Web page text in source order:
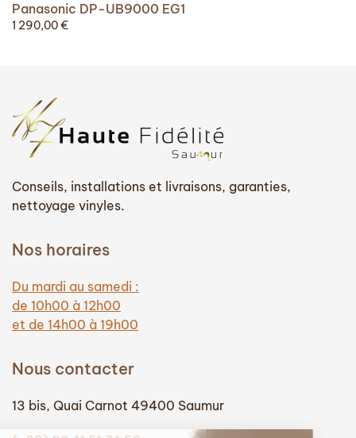
Panasonic DP-UB9000 EG1
1 290,00€
Conseils, installations et livraisons, garanties,
nettoyage vinyles.
Nos horaires
Du mardi au samedi :
de 10h00 à 12h00
et de 14h00 à 19h00
Nous contacter
13 bis, Quai Carnot 49400 Saumur